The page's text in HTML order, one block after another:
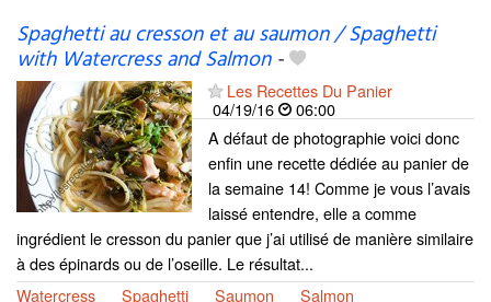
Spaghetti au cresson et au saumon / Spaghetti
with Watercress and Salmon-
Les Recettes Du Panier
04/19/16
06:00
A défaut de photographie voici donc
enfin une recette dédiée au panier de
la semaine 14! Comme je vous l’avais
laissé entendre, elle a comme
ingrédient le cresson du panier que j’ai utilisé de manière similaire
à des épinards ou de l’oseille. Le résultat...
Watercress
Spaghetti Saumon Salmon